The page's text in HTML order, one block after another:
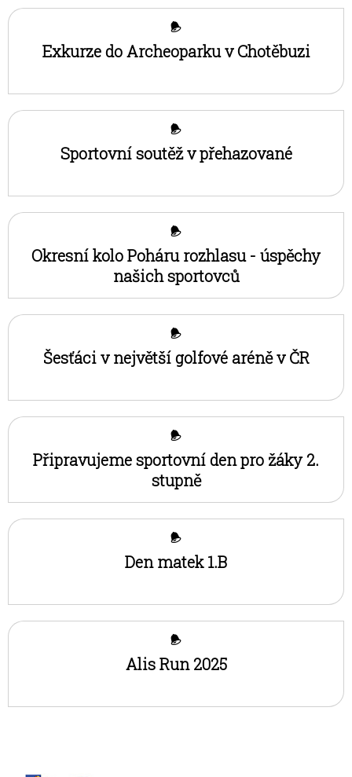
Exkurze do Archeoparku v Chotěbuzi
Sportovní soutěž v přehazované
Okresní kolo Poháru rozhlasu - úspěchy
našich sportovců
Šesťáci v největší golfové aréně v ČR
Připravujeme sportovní den pro žáky 2.
stupně
Den matek 1.B
Alis Run 2025